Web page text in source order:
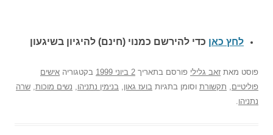
לחץ כאן כדי להירשם כמנוי (חינם) להיגיון בשיגעון
פוסט מאת זאב גלילי פורסם בתאריך 2 ביוני 1999 בקטגוריה אישים
פוליטיים
תקשורת וסומן בתגיות בועז גאון בנימין נתניהו נשים מוכות שרה
נתניהו